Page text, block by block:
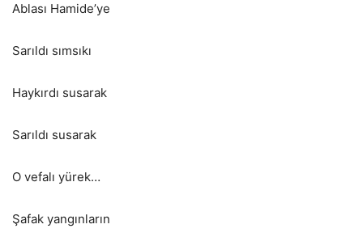
Ablası Hamide’ye
Sarıldı sımsıkı
Haykırdı susarak
Sarıldı susarak
O vefalı yürek…
Şafak yangınların